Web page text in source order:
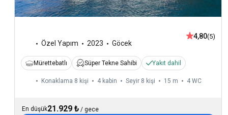
Özel Yapım 2023 Göcek
4,80(5)
Mürettebatlı Süper Tekne Sahibi Yakıt dahil
Konaklama 8 kişi 4 kabin Seyir 8 kişi 15 m 4 WC
En düşük21.929 ₺ / gece